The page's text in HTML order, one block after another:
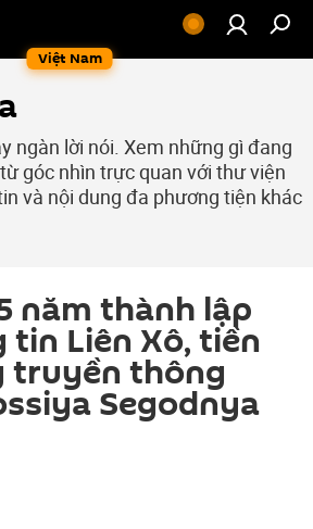
Việt Nam
ngàn lời nói. Xem những gì đang
góc nhìn trực quan với thư viện
và nội dung đa phương tiện khác
năm thành lập
tin Liên Xô, tiền
truyền thông
Segodnya